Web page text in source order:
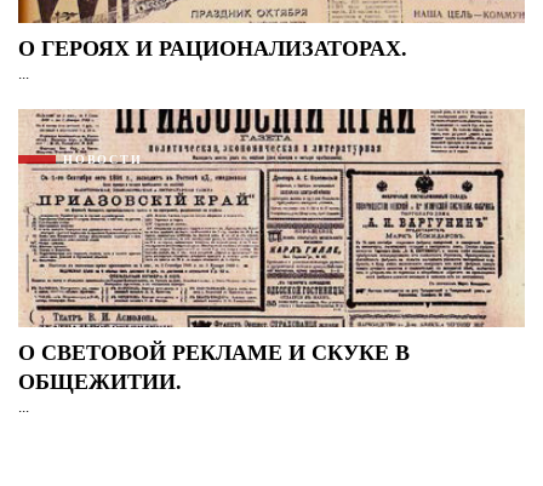
О ГЕРОЯХ И РАЦИОНАЛИЗАТОРАХ.
...
НОВОСТИ
О СВЕТОВОЙ РЕКЛАМЕ И СКУКЕ В
ОБЩЕЖИТИИ.
...